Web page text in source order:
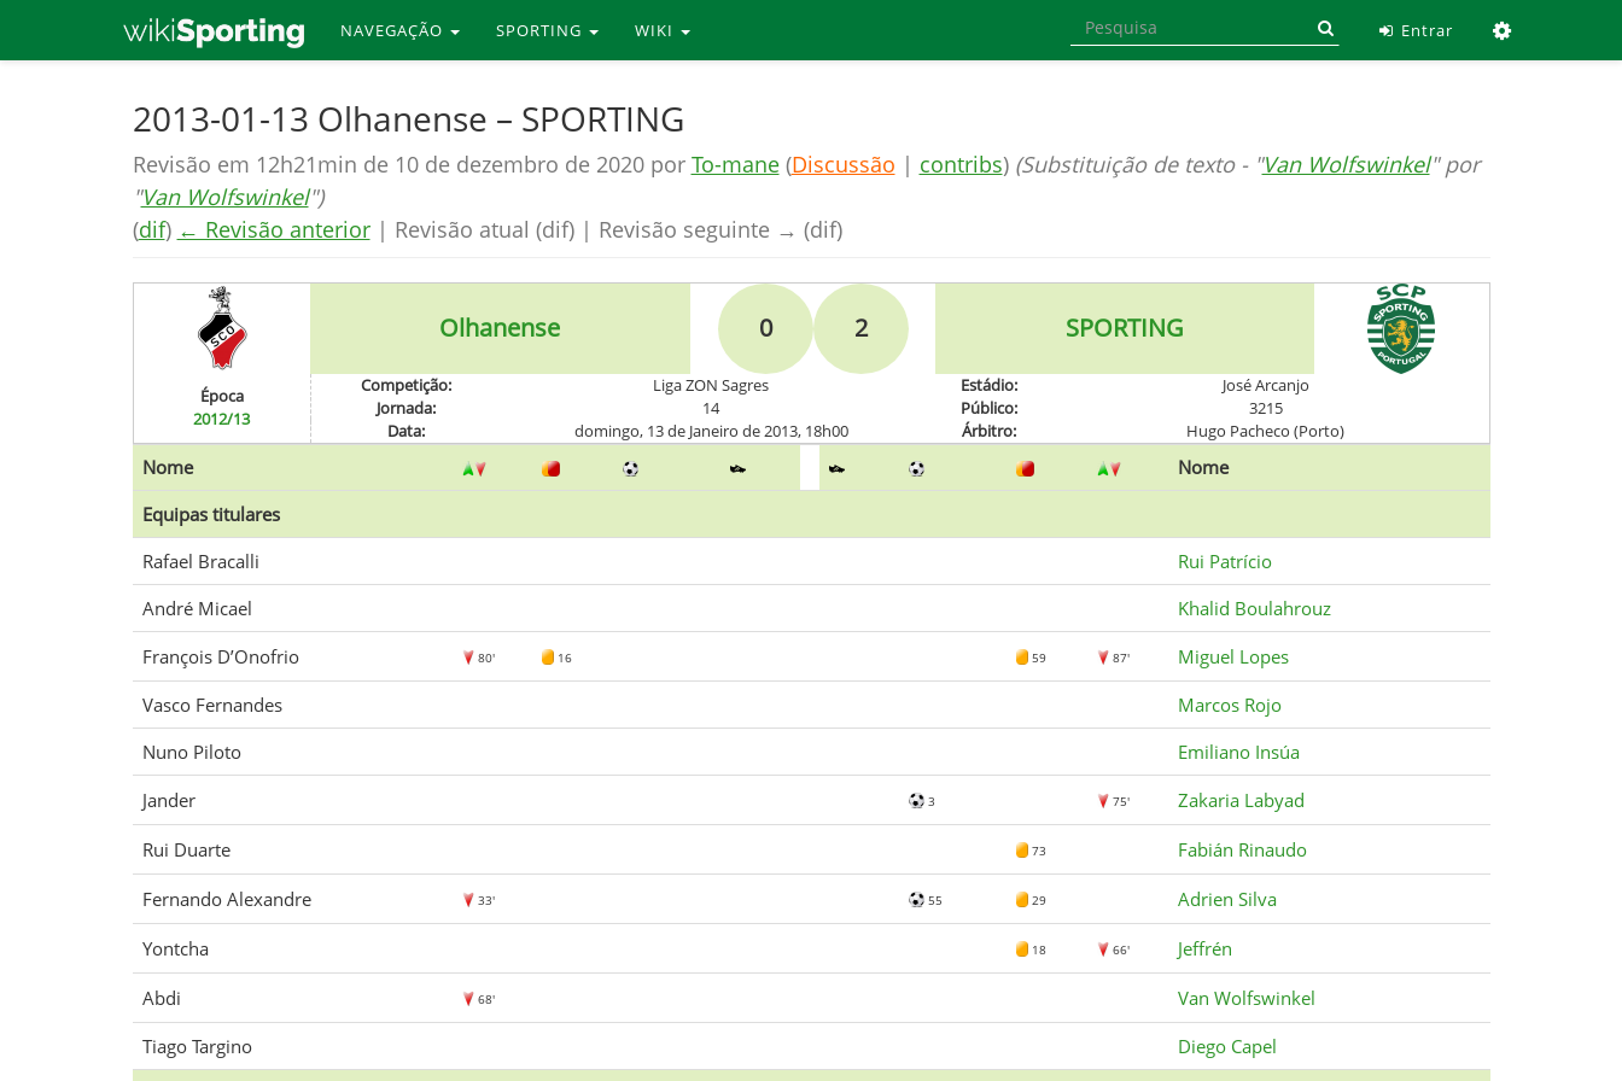
NAVEGAÇÃO SPORTING WIKI Entrar
2013-01-13 Olhanense – SPORTING
Revisão em 12h21min de 10 de dezembro de 2020 por To-mane (Discussão | contribs) (Substituição de texto - "Van Wolfswinkel" por
"Van Wolfswinkel")
(dif) ← Revisão anterior| Revisão atual (dif) | Revisão seguinte → (dif)
Olhanense 0 2 SPORTING
Época
2012/13
Competição: Liga ZON Sagres Estádio:
José Arcanjo
Jornada:
14 Público:
3215
Data:
domingo, 13 de Janeiro de 2013, 18h00 Árbitro: Hugo Pacheco (Porto)
Nome
Nome
Equipas titulares
Rafael Bracalli
Rui Patrício
André Micael
Khalid Boulahrouz
François D’Onofrio
80' 16 59 87'
Miguel Lopes
Vasco Fernandes
Marcos Rojo
Nuno Piloto
Emiliano Insúa
Jander
3 75' Zakaria Labyad
Rui Duarte 73 Fabián Rinaudo
Fernando Alexandre 33' 55 29 Adrien Silva
Yontcha 18 66' Jeffrén
Abdi 68'
Van Wolfswinkel
Tiago Targino
Diego Capel